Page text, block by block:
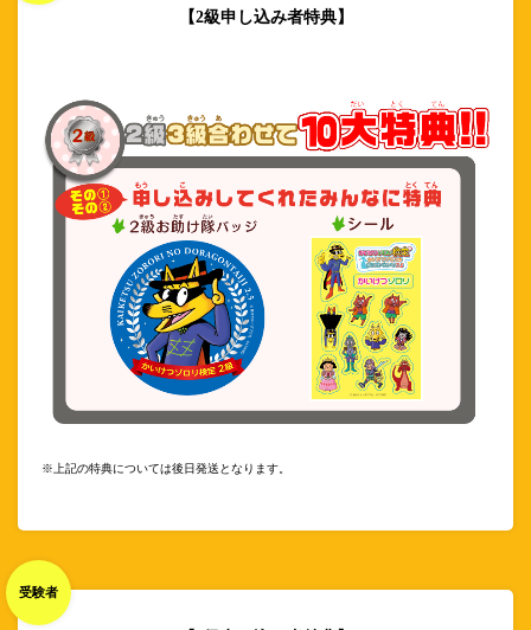
【2級申し込み者特典】
※上記の特典については後日発送となります。
受験者